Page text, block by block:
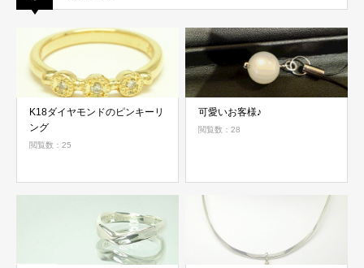
K18ダイヤモンドのピンキーリ
ング
閲覧数：25
可愛いお客様♪
閲覧数：28